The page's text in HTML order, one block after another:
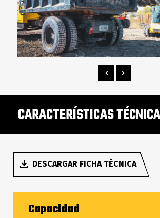
CARACTERÍSTICAS
DESCARGAR FICHA TÉCNICA
Capacidad